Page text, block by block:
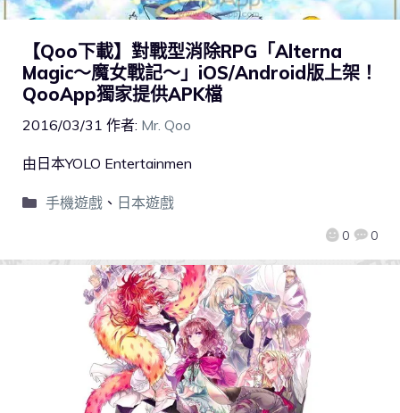
【Qoo下載】對戰型消除RPG「Alterna
Magic～魔女戰記～」iOS/Android版上架！
QooApp獨家提供APK檔
2016/03/31 作者: Mr. Qoo
0 0
由日本YOLO Entertainmen
手機遊戲、 日本遊戲